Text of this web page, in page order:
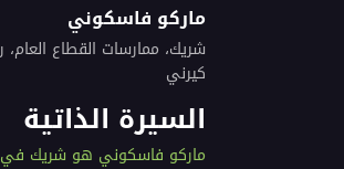
ماركو فاسكوني
شريك، ممارسات القطاع
كيرني
السيرة الذاتية
ماركو فاسكوني هو شريك في